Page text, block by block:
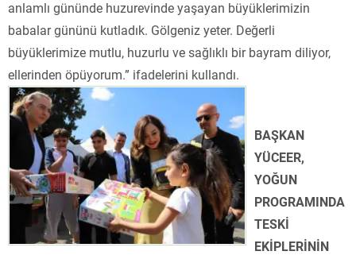
anlamlı gününde huzurevinde yaşayan büyüklerimizin
babalar gününü kutladık. Gölgeniz yeter. Değerli
büyüklerimize mutlu, huzurlu ve sağlıklı bir bayram diliyor,
ellerinden öpüyorum.” ifadelerini kullandı.
BAŞKAN
YÜCEER,
YOĞUN
PROGRAMINDA
TESKİ
EKİPLERİNİN